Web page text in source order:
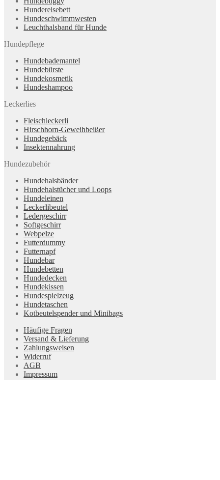
Hundereisebett
Hundeschwimmwesten
Leuchthalsband für Hunde
Hundepflege
Hundebademantel
Hundebürste
Hundekosmetik
Hundeshampoo
Leckerlies
Fleischleckerli
Hirschhorn-Geweihbeißer
Hundegebäck
Insektennahrung
Hundezubehör
Hundehalsbänder
Hundehalstücher und Loops
Hundeleinen
Leckerlibeutel
Ledergeschirr
Softgeschirr
Webpelze
Futterdummy
Futternapf
Hundebar
Hundebetten
Hundedecken
Hundekissen
Hundespielzeug
Hundetaschen
Kotbeutelspender und Minibags
Häufige Fragen
Versand & Lieferung
Zahlungsweisen
Widerruf
AGB
Impressum